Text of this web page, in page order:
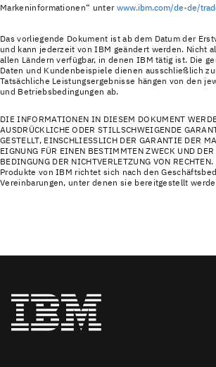
Markeninformationen“ unter www.ibm.com/de-de/
Das vorliegende Dokument ist ab dem Datum der
und kann jederzeit von IBM geändert werden. Nicht
allen Ländern verfügbar, in denen IBM tätig ist. Die
Daten und Kundenbeispiele dienen ausschließlich
Tatsächliche Leistungsergebnisse hängen von den
und Betriebsbedingungen ab.
DIE INFORMATIONEN IN DIESEM DOKUMENT
AUSDRÜCKLICHE ODER STILLSCHWEIGENDE
GESTELLT, EINSCHLIESSLICH DER GARANTIE DER
EIGNUNG FÜR EINEN BESTIMMTEN ZWECK UND
BEDINGUNG DER NICHTVERLETZUNG VON
Produkte von IBM richtet sich nach den
Vereinbarungen, unter denen sie bereitgestellt